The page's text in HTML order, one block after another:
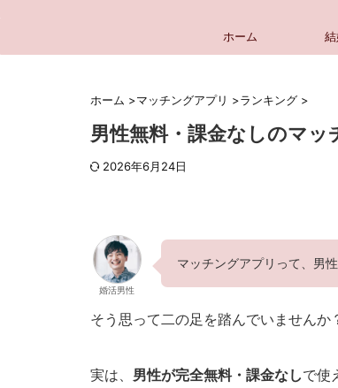
ホーム
ホーム >マッチングアプリ >ランキング >
男性無料・課金なしのマ
2026年6月24日
婚活男性
マッチングアプリって、男
そう思って二の足を踏んでいませんか
実は、 男性が完全無料・課金なしで使